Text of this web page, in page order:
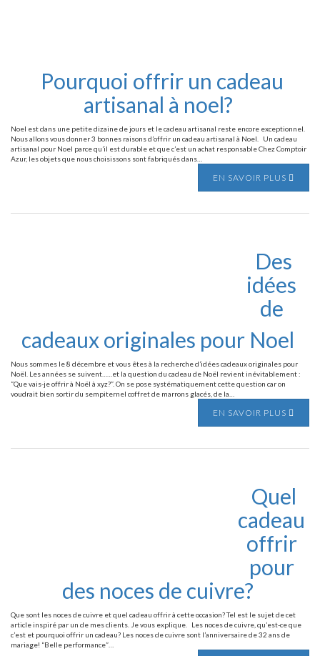
Pourquoi offrir un cadeau
artisanal à noel?
Noel est dans une petite dizaine de jours et le cadeau artisanal reste encore exceptionnel.
Nous allons vous donner 3 bonnes raisons d’offrir un cadeau artisanal à Noel. Un cadeau
artisanal pour Noel parce qu’il est durable et que c’est un achat responsable Chez Comptoir
Azur, les objets que nous choisissons sont fabriqués dans…
EN SAVOIR PLUS
Des
idées
de
cadeaux originales pour Noel
Nous sommes le 8 décembre et vous êtes à la recherche d’idées cadeaux originales pour
Noël. Les années se suivent……et la question du cadeau de Noël revient inévitablement :
“Que vais-je offrir à Noël à xyz?”. On se pose systématiquement cette question car on
voudrait bien sortir du sempiternel coffret de marrons glacés, de la…
EN SAVOIR PLUS
Quel
cadeau
offrir
pour
des noces de cuivre?
Que sont les noces de cuivre et quel cadeau offrir à cette occasion? Tel est le sujet de cet
article inspiré par un de mes clients. Je vous explique. Les noces de cuivre, qu’est-ce que
c’est et pourquoi offrir un cadeau? Les noces de cuivre sont l’anniversaire de 32 ans de
mariage! “Belle performance”…